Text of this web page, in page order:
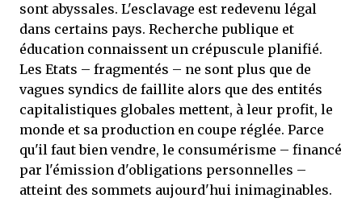
sont abyssales. L'esclavage est redevenu légal
dans certains pays. Recherche publique et
éducation connaissent un crépuscule planifié.
Les Etats – fragmentés – ne sont plus que de
vagues syndics de faillite alors que des entités
capitalistiques globales mettent, à leur profit, le
monde et sa production en coupe réglée. Parce
qu'il faut bien vendre, le consumérisme – financé
par l'émission d'obligations personnelles –
atteint des sommets aujourd'hui inimaginables.